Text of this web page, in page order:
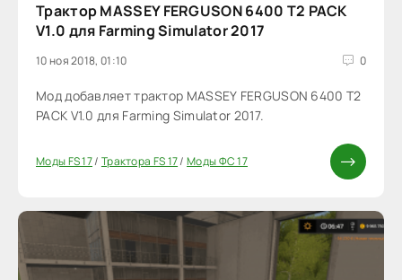
Трактор MASSEY FERGUSON 6400 T2 PACK
V1.0 для Farming Simulator 2017
10 ноя 2018, 01:10 0
Мод добавляет трактор MASSEY FERGUSON 6400 T2
PACK V1.0 для Farming Simulator 2017.
Моды FS 17/ Трактора FS 17/Моды ФС 17